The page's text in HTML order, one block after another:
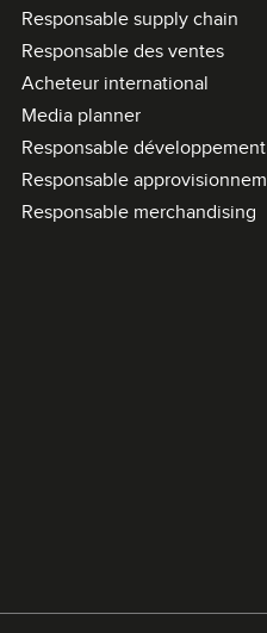
Responsable supply chain
Responsable des ventes
Acheteur international
Media planner
Responsable développement
Responsable
Responsable merchandising